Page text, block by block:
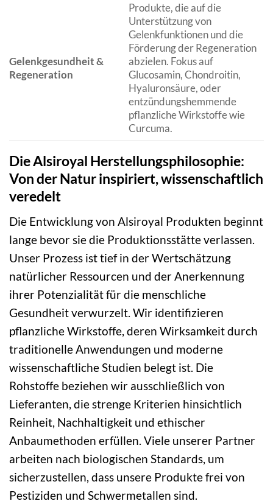
Gelenkgesundheit &
Regeneration
Produkte, die auf die
Unterstützung von
Gelenkfunktionen und die
Förderung der Regeneration
abzielen. Fokus auf
Glucosamin, Chondroitin,
Hyaluronsäure, oder
entzündungshemmende
pflanzliche Wirkstoffe wie
Curcuma.
Die Alsiroyal Herstellungsphilosophie:
Von der Natur inspiriert, wissenschaftlich
veredelt
Die Entwicklung von Alsiroyal Produkten beginnt
lange bevor sie die Produktionsstätte verlassen.
Unser Prozess ist tief in der Wertschätzung
natürlicher Ressourcen und der Anerkennung
ihrer Potenzialität für die menschliche
Gesundheit verwurzelt. Wir identifizieren
pflanzliche Wirkstoffe, deren Wirksamkeit durch
traditionelle Anwendungen und moderne
wissenschaftliche Studien belegt ist. Die
Rohstoffe beziehen wir ausschließlich von
Lieferanten, die strenge Kriterien hinsichtlich
Reinheit, Nachhaltigkeit und ethischer
Anbaumethoden erfüllen. Viele unserer Partner
arbeiten nach biologischen Standards, um
sicherzustellen, dass unsere Produkte frei von
Pestiziden und Schwermetallen sind.